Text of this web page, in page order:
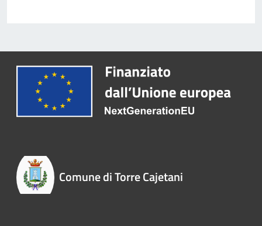
Comune di Torre Cajetani